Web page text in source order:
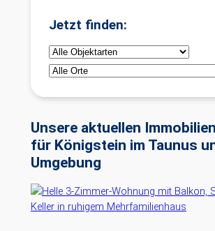
Jetzt finden:
Unsere aktuellen
für Königstein im Taunus
Umgebung